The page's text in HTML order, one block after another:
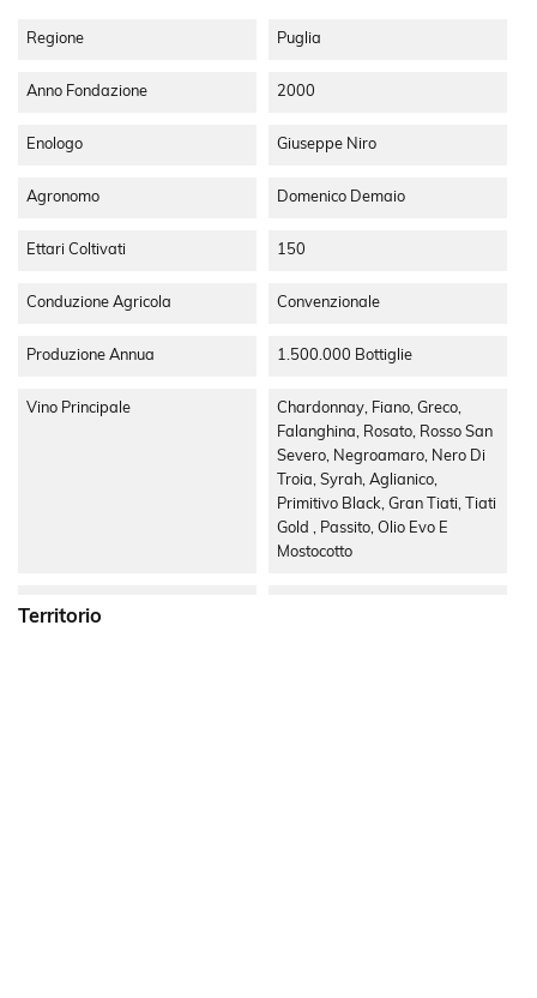
Regione Puglia
Anno Fondazione 2000
Enologo Giuseppe Niro
Agronomo Domenico Demaio
Ettari Coltivati 150
Conduzione Agricola Convenzionale
Produzione Annua 1.500.000 Bottiglie
Vino Principale
Chardonnay, Fiano, Greco,
Falanghina, Rosato, Rosso San
Severo, Negroamaro, Nero Di
Troia, Syrah, Aglianico,
Primitivo Black, Gran Tiati, Tiati
Gold , Passito, Olio Evo E
Mostocotto
Indirizzo
Territorio